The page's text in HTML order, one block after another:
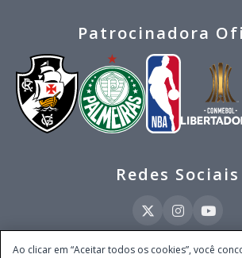
Patrocinadora
Redes Sociais
Ao clicar em “Aceitar todos os cookies”, você